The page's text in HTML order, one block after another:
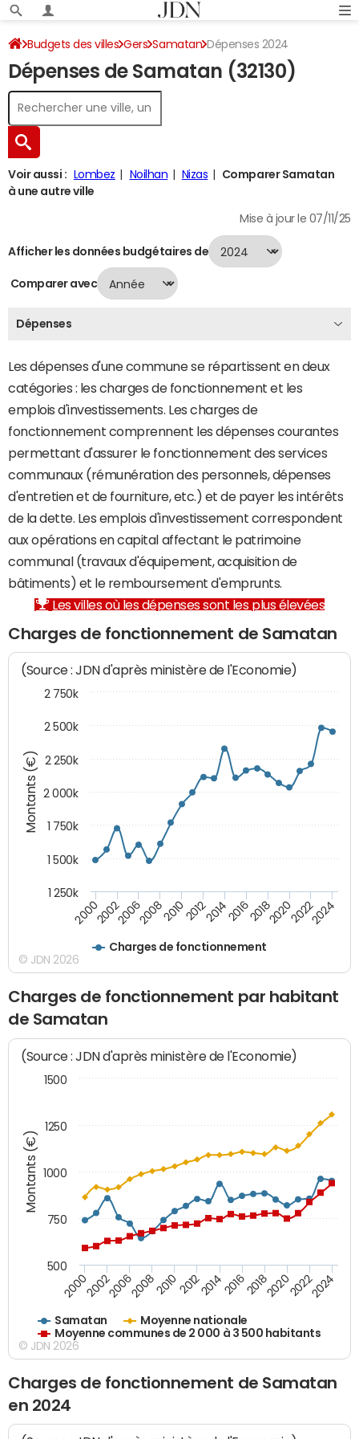
Budgets des villes Gers Samatan Dépenses 2024
Dépenses de Samatan (32130)
Voir aussi : Lombez Noilhan Nizas
Comparer Samatan
à une autre ville
Mise à jour le 07/11/25
Afficher les données budgétaires de
Comparer avec
Dépenses
Les dépenses d'une commune se répartissent en deux
catégories : les charges de fonctionnement et les
emplois d'investissements. Les charges de
fonctionnement comprennent les dépenses courantes
permettant d'assurer le fonctionnement des services
communaux (rémunération des personnels, dépenses
d'entretien et de fourniture, etc.) et de payer les intérêts
de la dette. Les emplois d'investissement correspondent
aux opérations en capital affectant le patrimoine
communal (travaux d'équipement, acquisition de
bâtiments) et le remboursement d'emprunts.
Les villes où les dépenses sont les plus élevées
Charges de fonctionnement de Samatan
Montants (€)
(Source : JDN d'après ministère de l'Economie)
Charges de fonctionnement
200020022006200820102012201420162018202020222024
1 250k
1 500k
1 750k
2 000k
2 250k
2 500k
2 750k
© JDN 2026
Charges de fonctionnement par habitant
de Samatan
Montants (€)
(Source : JDN d'après ministère de l'Economie)
Samatan
Moyenne nationale
Moyenne communes de 2 000 à 3 500 habitants
200020022006200820102012201420162018202020222024
1000
500
750
1250
1500
© JDN 2026
Charges de fonctionnement de Samatan
en 2024